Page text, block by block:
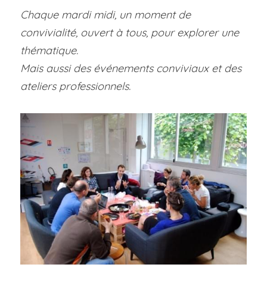
Visitez l'espace
Chaque mardi midi, un moment de
convivialité, ouvert à tous, pour explorer une
thématique.
Mais aussi des événements conviviaux et des
ateliers professionnels.